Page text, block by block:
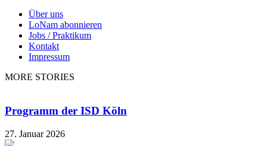
Über uns
LoNam abonnieren
Jobs / Praktikum
Kontakt
Impressum
MORE STORIES
Programm der ISD Köln
27. Januar 2026